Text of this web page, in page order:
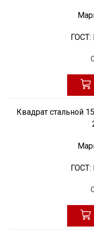
ГОСТ:
Квадрат стальной
ГОСТ: